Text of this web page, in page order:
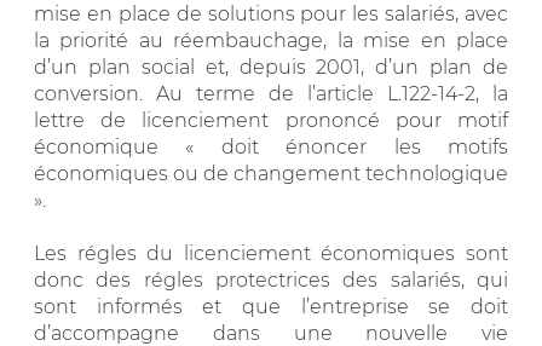
mise en place de solutions pour les salariés, avec
la priorité au réembauchage, la mise en place
d’un plan social et, depuis 2001, d’un plan de
conversion. Au terme de l’article L.122-14-2, la
lettre de licenciement prononcé pour motif
économique « doit énoncer les motifs
économiques ou de changement technologique
».
Les régles du licenciement économiques sont
donc des régles protectrices des salariés, qui
sont informés et que l’entreprise se doit
d’accompagne dans une nouvelle vie